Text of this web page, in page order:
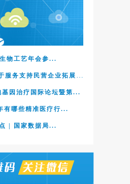
物工艺年会参...
因治疗国际论坛暨第...
有哪些精准医疗行...
| 国家数据局...